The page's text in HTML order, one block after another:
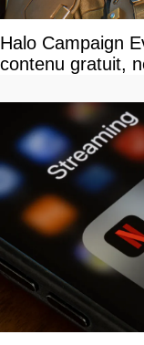
Halo Campaign
contenu gratuit,